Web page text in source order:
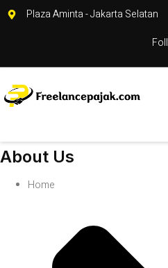
Plaza Aminta - Jakarta Selatan
About Us
Home